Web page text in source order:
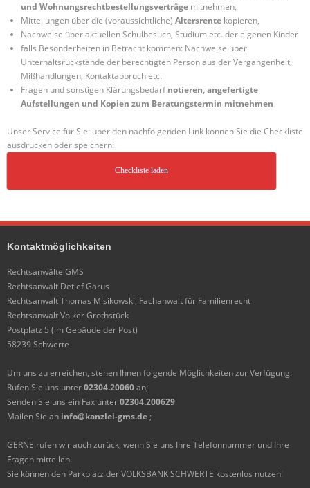
und Wohnungsrechtbestellungsverträge mitnehmen,
Mitteilungen über die (voraussichtliche) Altersrente kopieren,
Nachweise über aktuellen Schulbesuch, Studium etc. der eigenen Kinder
falls Besonderheiten in Betracht kommen: Nachweise über
Unterhaltsrückstände der berechtigten Person aus der Vergangenheit,
Mißhandlungen, Kontaktabbruch etc.
Fragen und sonstigen Klärungsbedarfnotieren, angefertigte
Aufstellungen und Kopien zum Beratungstermin mitnehmen
Unser Service für Sie: über den nachfolgenden Link können Sie die Checkliste
ausdrucken oder speichern:
Checkliste laden
Kontaktmöglichkeiten
Rechtsanwälte GMS
Rechtsanwalt Detlef Garus
Rechtsanwalt Thomas Misikowski, Fachanwalt für Familienrecht
Rechtsanwalt Volker Grothstück
Postplatz 5 (im Gebäude der Post)
58239 Schwerte
Um uns zu erreichen, stehen Ihnen folgende Möglichkeiten zur Verfügung:
Rufen Sie uns unter02304.20060an;
Senden Sie uns ein Fax unter02304.200629
Mailen Sie an info@kanzlei-gms.de;
GERNE rufen wir auch zurück, wenn Sie uns Ihre Telefonnummer und Ihre
Fragen mitteilen.
Sie können den Parkplatz der VOLKSBANK SCHWERTE kostenlos nutzen!